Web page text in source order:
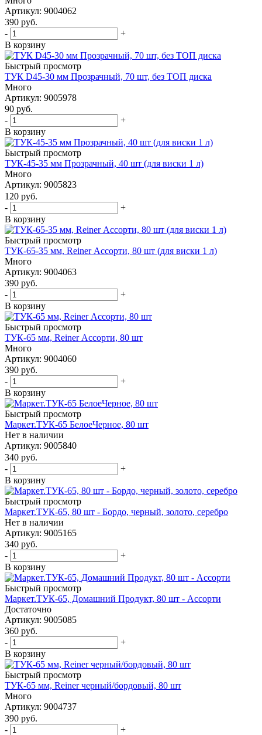
Артикул: 9004062
390 руб.
-
+
В корзину
Быстрый просмотр
ТУК D45-30 мм Прозрачный, 70 шт, без ТОП диска
Много
Артикул: 9005978
90 руб.
-
+
В корзину
Быстрый просмотр
ТУК-45-35 мм Прозрачный, 40 шт (для виски 1 л)
Много
Артикул: 9005823
120 руб.
-
+
В корзину
Быстрый просмотр
ТУК-65-35 мм, Reiner Ассорти, 80 шт (для виски 1 л)
Много
Артикул: 9004063
390 руб.
-
+
В корзину
Быстрый просмотр
ТУК-65 мм, Reiner Ассорти, 80 шт
Много
Артикул: 9004060
390 руб.
-
+
В корзину
Быстрый просмотр
Маркет.ТУК-65 БелоеЧерное, 80 шт
Нет в наличии
Артикул: 9005840
340 руб.
-
+
В корзину
Быстрый просмотр
Маркет.ТУК-65, 80 шт - Бордо, черный, золото, серебро
Нет в наличии
Артикул: 9005165
340 руб.
-
+
В корзину
Быстрый просмотр
Маркет.ТУК-65, Домашний Продукт, 80 шт - Ассорти
Достаточно
Артикул: 9005085
360 руб.
-
+
В корзину
Быстрый просмотр
ТУК-65 мм, Reiner черный/бордовый, 80 шт
Много
Артикул: 9004737
390 руб.
-
+